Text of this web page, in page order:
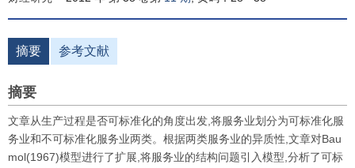
摘要 参考文献
摘要
文章从生产过程是否可标准化的角度出发,将服务业划分为可标准化服
务业和不可标准化服务业两类。根据两类服务业的异质性,文章对Bau
mol(1967)模型进行了扩展,将服务业的结构问题引入模型,分析了可标